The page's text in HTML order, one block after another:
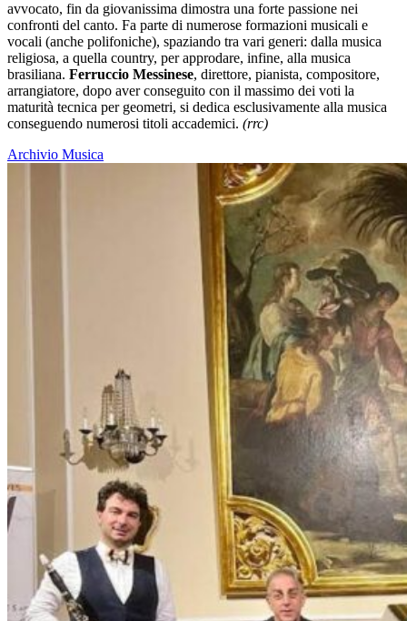
avvocato, fin da giovanissima dimostra una forte passione nei
confronti del canto. Fa parte di numerose formazioni musicali e
vocali (anche polifoniche), spaziando tra vari generi: dalla musica
religiosa, a quella country, per approdare, infine, alla musica
brasiliana. Ferruccio Messinese, direttore, pianista, compositore,
arrangiatore, dopo aver conseguito con il massimo dei voti la
maturità tecnica per geometri, si dedica esclusivamente alla musica
conseguendo numerosi titoli accademici. (rrc)
Archivio Musica